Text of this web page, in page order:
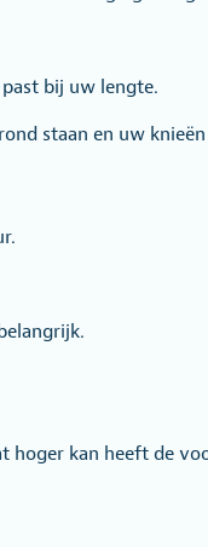
bij uw lengte.
staan en uw
kan heeft de